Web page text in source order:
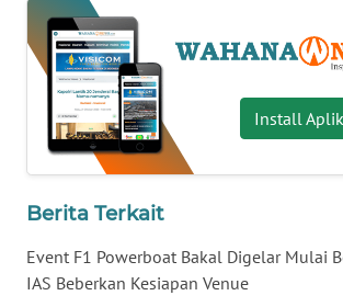
Install
Berita Terkait
Event F1 Powerboat Bakal Digelar Mulai
IAS Beberkan Kesiapan Venue
WN
SULTRA
WN
NTB
WN
SULTENG
WN
SULBAR